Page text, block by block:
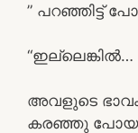
” പറഞ്ഞിട്ട്
“ഇല്ലെങ്കിൽ…
അവളുടെ
കരഞ്ഞു പോയ